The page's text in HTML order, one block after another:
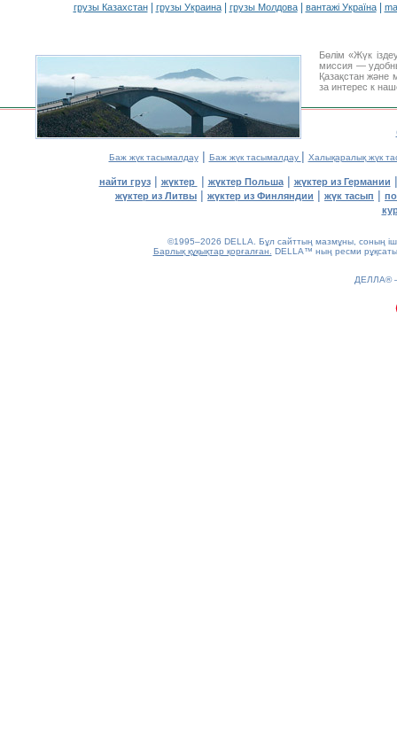
грузы Казахстан| грузы Украина| грузы Молдова| вантажі Україна|
Бөлім «Жүк
миссия —
Қазақстан және
за интерес к
Баж жүк тасымалдау| Баж жүк тасымалдау | Халықаралық жүк
найти груз| жүктер | жүктер Польша| жүктер из Германии
жүктер из Литвы | жүктер из Финляндии | жүк тасып |
©1995–2026 DELLA. Бұл сайттың мазмұны, соның
Барлық құқықтар қорғалған.
DELLA™ ның ресми
ДЕЛЛА®